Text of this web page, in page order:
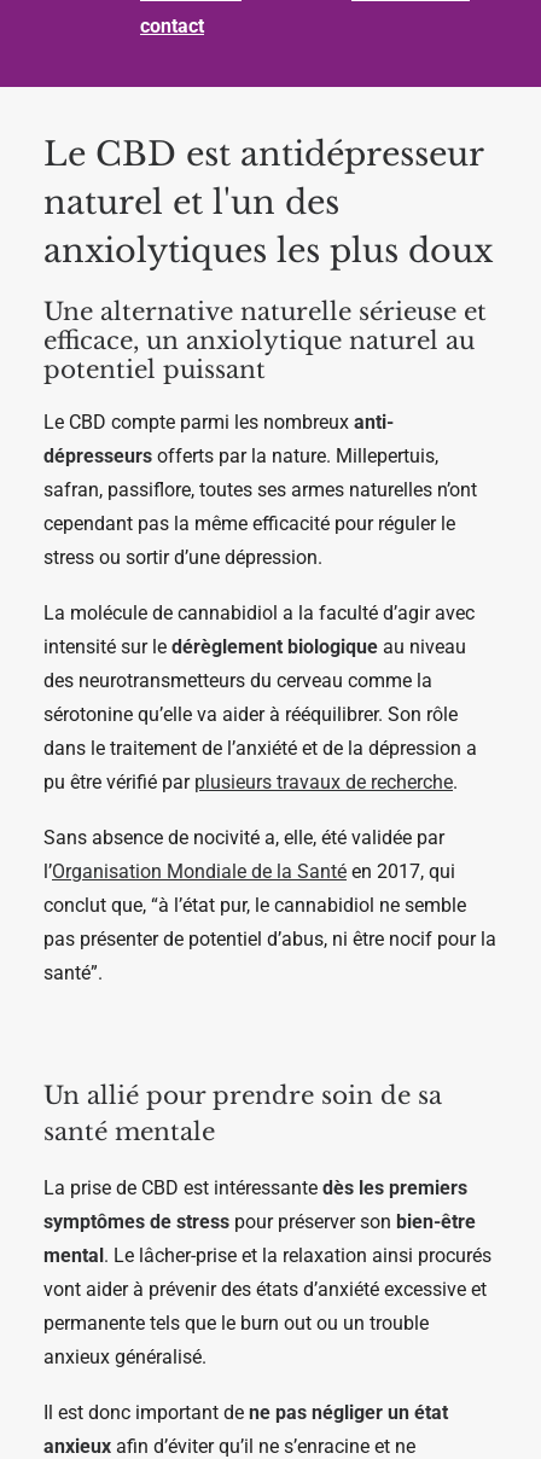
contact
Le CBD est antidépresseur
naturel et l'un des
anxiolytiques les plus doux
Une alternative naturelle sérieuse et
efficace, un anxiolytique naturel au
potentiel puissant
Le CBD compte parmi les nombreux anti-
dépresseurs offerts par la nature. Millepertuis,
safran, passiflore, toutes ses armes naturelles n’ont
cependant pas la même efficacité pour réguler le
stress ou sortir d’une dépression.
La molécule de cannabidiol a la faculté d’agir avec
intensité sur le dérèglement biologique au niveau
des neurotransmetteurs du cerveau comme la
sérotonine qu’elle va aider à rééquilibrer. Son rôle
dans le traitement de l’anxiété et de la dépression a
pu être vérifié par plusieurs travaux de recherche.
Sans absence de nocivité a, elle, été validée par
l’Organisation Mondiale de la Santé en 2017, qui
conclut que, “à l’état pur, le cannabidiol ne semble
pas présenter de potentiel d’abus, ni être nocif pour la
santé”.
Un allié pour prendre soin de sa
santé mentale
La prise de CBD est intéressante dès les premiers
symptômes de stress pour préserver son bien-être
mental. Le lâcher-prise et la relaxation ainsi procurés
vont aider à prévenir des états d’anxiété excessive et
permanente tels que le burn out ou un trouble
anxieux généralisé.
Il est donc important de ne pas négliger un état
anxieux afin d’éviter qu’il ne s’enracine et ne